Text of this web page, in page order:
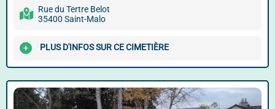
Rue du Tertre Belot
35400 Saint-Malo
PLUS D'INFOS SUR CE CIMETIÈRE